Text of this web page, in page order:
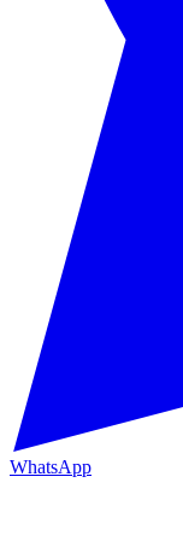
WhatsApp